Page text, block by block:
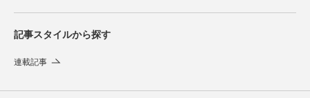
記事スタイルから探す
連載記事